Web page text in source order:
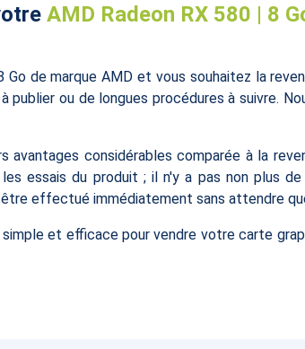
AMD Radeon RX 580 | 8
Go de marque AMD et vous souhaitez la
à publier ou de longues procédures à suivre.
avantages considérables comparée à la
essais du produit ; il n'y a pas non plus
effectué immédiatement sans attendre
et efficace pour vendre votre carte